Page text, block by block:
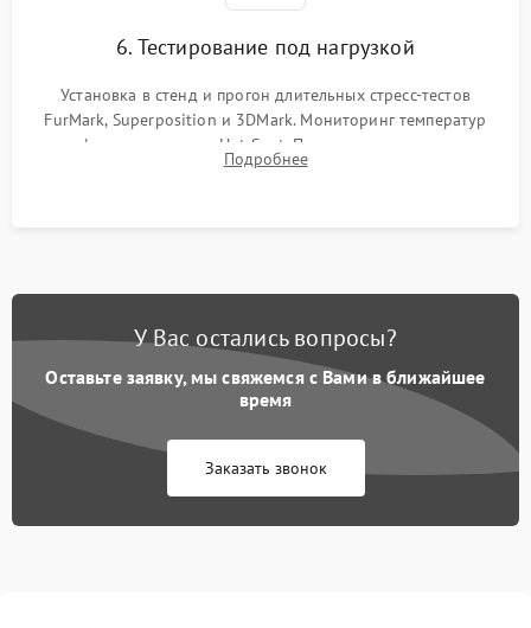
6. Тестирование под нагрузкой
Установка в стенд и прогон длительных стресс-тестов
FurMark, Superposition и 3DMark. Мониторинг температур
графического чипа и Hot Spot. Проверка на отсутствие
артефактов изображения, вылетов драйвера и зависаний.
Подробнее
У Вас остались вопросы?
Оставьте заявку, мы свяжемся с Вами в ближайшее
время
Заказать звонок